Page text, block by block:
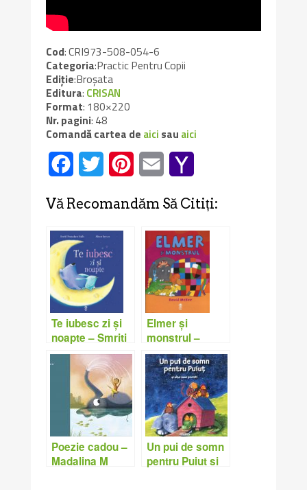
Cod: CRI973-508-054-6
Categoria:Practic Pentru Copii
Ediție:Broșata
Editura: CRISAN
Format: 180×220
Nr. pagini: 48
Comandă cartea de aici sau aici
Facebook
Twitter PinterestEmail
Vă Recomandăm Să Citiți:
Te iubesc zi și
noapte – Smriti
Prasadam –
Halls, Alison
Brown
Elmer și
monstrul –
David Mckee
Poezie cadou –
Madalina M
Un pui de somn
pentru Puiut si